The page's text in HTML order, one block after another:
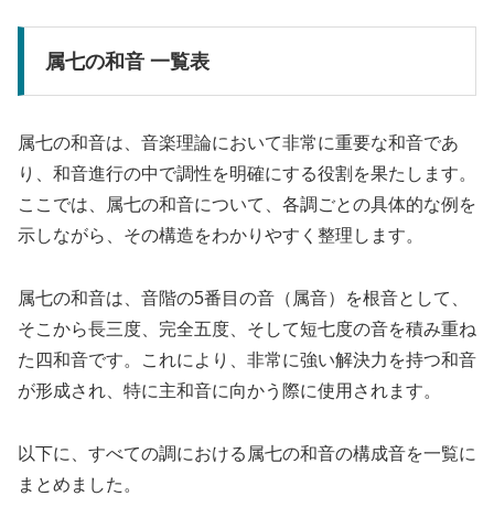
属七の和音 一覧表
属七の和音は、音楽理論において非常に重要な和音であ
り、和音進行の中で調性を明確にする役割を果たします。
ここでは、属七の和音について、各調ごとの具体的な例を
示しながら、その構造をわかりやすく整理します。
属七の和音は、音階の5番目の音（属音）を根音として、
そこから長三度、完全五度、そして短七度の音を積み重ね
た四和音です。これにより、非常に強い解決力を持つ和音
が形成され、特に主和音に向かう際に使用されます。
以下に、すべての調における属七の和音の構成音を一覧に
まとめました。